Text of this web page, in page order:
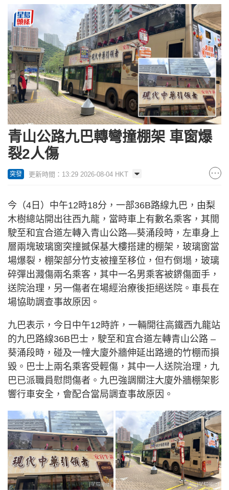
青山公路九巴轉彎撞棚架 車窗爆
裂2人傷
突發 更新時間：13:29 2026-08-04 HKT
今（4日）中午12時18分，一部36B路線九巴，由梨
木樹總站開出往西九龍，當時車上有數名乘客，其間
駛至和宜合道左轉入青山公路—葵涌段時，左車身上
層兩塊玻璃窗突撞撼保基大樓搭建的棚架，玻璃窗當
場爆裂，棚架部分竹支被撞至移位，但冇倒塌，玻璃
碎彈出濺傷兩名乘客，其中一名男乘客被鎅傷面手，
送院治理，另一傷者在場經治療後拒絕送院。車長在
場協助調查事故原因。
九巴表示，今日中午12時許，一輛開往高鐵西九龍站
的九巴路線36B巴士，駛至和宜合道左轉青山公路 –
葵涌段時，碰及一幢大廈外牆伸延出路邊的竹棚而損
毀。巴士上兩名乘客受輕傷，其中一人送院治理，九
巴已派職員慰問傷者。九巴強調關注大廈外牆棚架影
響行車安全，會配合當局調查事故原因。